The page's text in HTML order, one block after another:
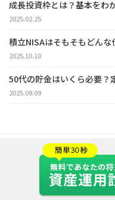
成長投資枠とは？基本をわ
2025.02.25
積立NISAはそもそもどんな
2025.10.10
50代の貯金はいくら必要？
2025.09.09
運営会社 ：株式会社オズ